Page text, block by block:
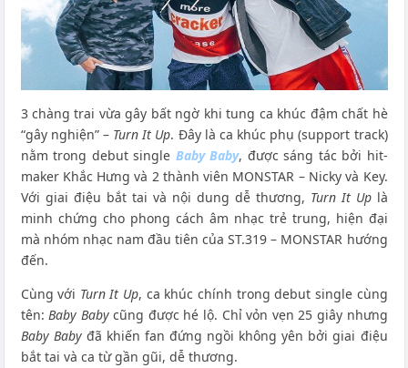
3 chàng trai vừa gây bất ngờ khi tung ca khúc đậm chất hè
“gây nghiện” – Turn It Up. Đây là ca khúc phụ (support track)
nằm trong debut single Baby Baby, được sáng tác bởi hit-
maker Khắc Hưng và 2 thành viên MONSTAR – Nicky và Key.
Với giai điệu bắt tai và nội dung dễ thương, Turn It Uplà
minh chứng cho phong cách âm nhạc trẻ trung, hiện đại
mà nhóm nhạc nam đầu tiên của ‪ST.319 – MONSTAR hướng
đến.
Cùng với Turn It Up, ca khúc chính trong debut single cùng
tên:Baby Babycũng được hé lộ. Chỉ vỏn vẹn 25 giây nhưng
Baby Babyđã khiến fan đứng ngồi không yên bởi giai điệu
bắt tai và ca từ gần gũi, dễ thương.